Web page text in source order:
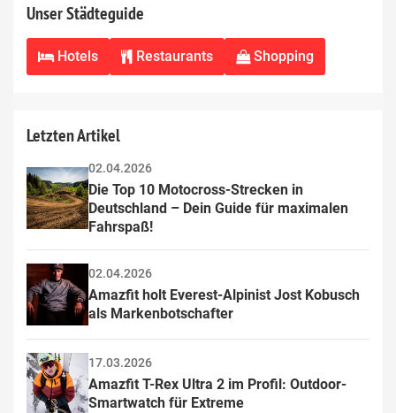
Unser Städteguide
Hotels Restaurants Shopping
Letzten Artikel
02.04.2026
Die Top 10 Motocross-Strecken in
Deutschland – Dein Guide für maximalen
Fahrspaß!
02.04.2026
Amazfit holt Everest-Alpinist Jost Kobusch
als Markenbotschafter
17.03.2026
Amazfit T-Rex Ultra 2 im Profil: Outdoor-
Smartwatch für Extreme